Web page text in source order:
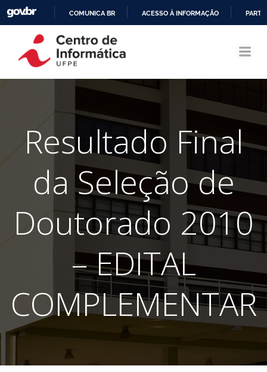
CONTEÚDO
COMUNICA BR ACESSO À INFORMAÇÃO
Resultado Final
da Seleção de
Doutorado 2010
– EDITAL
COMPLEMENTAR